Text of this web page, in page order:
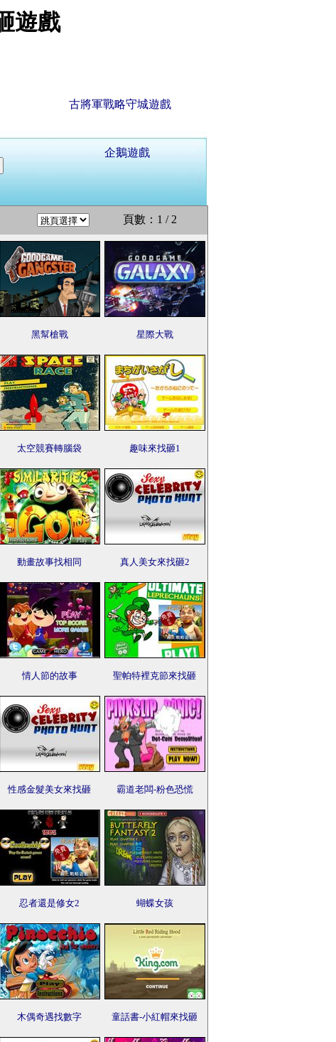
遊戲
古將軍戰略守城遊戲
企鵝遊戲
頁數：1 / 2
黑幫槍戰 星際大戰
太空競賽轉腦袋 趣味來找砸1
動畫故事找相同 真人美女來找砸2
情人節的故事 聖帕特裡克節來找砸
性感金髮美女來找砸 霸道老闆-粉色恐慌
忍者還是修女2 蝴蝶女孩
木偶奇遇找數字 童話書-小紅帽來找砸